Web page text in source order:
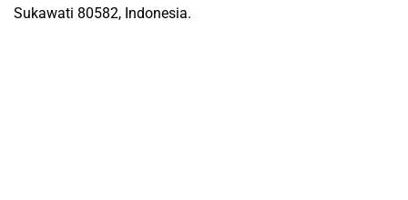
Sukawati 80582, Indonesia.